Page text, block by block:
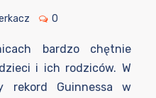
0
bardzo chętnie
i ich rodziców. W
rekord Guinnessa w